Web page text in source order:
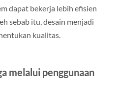
dapat bekerja lebih efisien
sebab itu, desain menjadi
kualitas.
melalui penggunaan